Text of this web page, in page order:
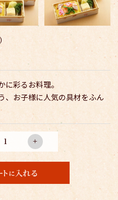
彩るお料理。
、お子様に人気の具材をふん
+